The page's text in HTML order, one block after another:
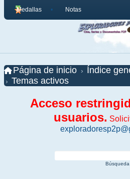
Medallas Notas
Página de inicio Índice
Temas activos
Acceso
usuarios.